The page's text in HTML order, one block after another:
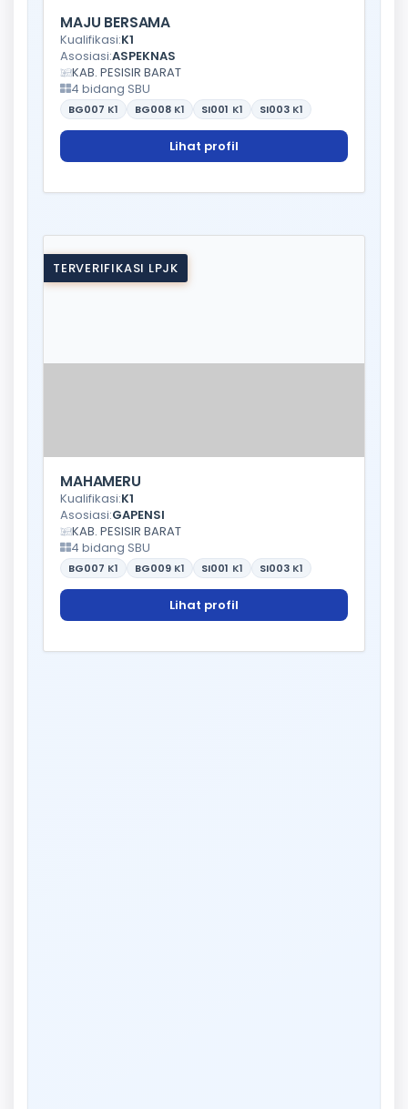
MAJU BERSAMA
Kualifikasi:K1
Asosiasi:ASPEKNAS
KAB. PESISIR BARAT
4 bidang SBU
BG007 K1 BG008 K1 SI001 K1 SI003 K1
Lihat profil
TERVERIFIKASI LPJK
MAHAMERU
Kualifikasi:K1
Asosiasi:GAPENSI
KAB. PESISIR BARAT
4 bidang SBU
BG007 K1 BG009 K1 SI001 K1 SI003 K1
Lihat profil